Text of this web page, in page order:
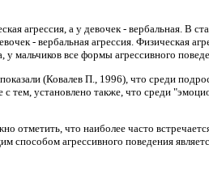
агрессия, а у девочек - вербальная. В
- вербальная агрессия. Физическая
у мальчиков все формы агрессивного
(Ковалев П., 1996), что среди
тем, установлено также, что среди
что наиболее часто
агрессивного поведения